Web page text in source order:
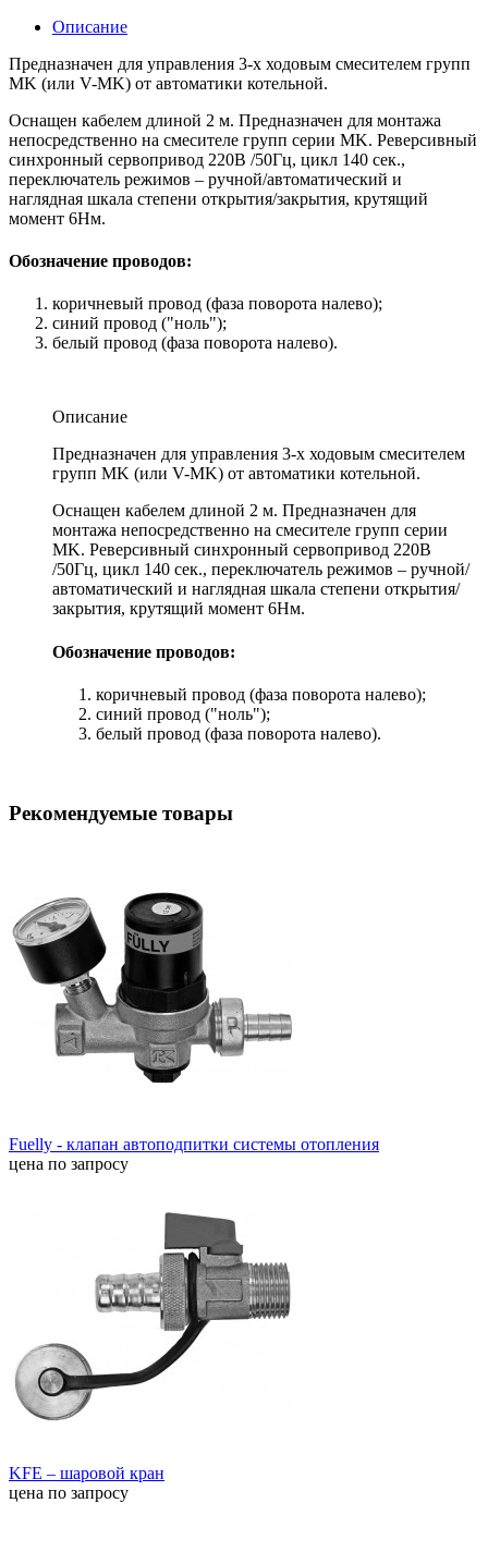
Описание
Предназначен для управления 3-х ходовым смесителем групп
MK (или V-MK) от автоматики котельной.
Оснащен кабелем длиной 2 м. Предназначен для монтажа
непосредственно на смесителе групп серии MK. Реверсивный
синхронный сервопривод 220В /50Гц, цикл 140 сек.,
переключатель режимов – ручной/автоматический и
наглядная шкала степени открытия/закрытия, крутящий
момент 6Нм.
Обозначение проводов:
коричневый провод (фаза поворота налево);
синий провод ("ноль");
белый провод (фаза поворота налево).
Описание
Предназначен для управления 3-х ходовым смесителем
групп MK (или V-MK) от автоматики котельной.
Оснащен кабелем длиной 2 м. Предназначен для
монтажа непосредственно на смесителе групп серии
MK. Реверсивный синхронный сервопривод 220В
/50Гц, цикл 140 сек., переключатель режимов – ручной/
автоматический и наглядная шкала степени открытия/
закрытия, крутящий момент 6Нм.
Обозначение проводов:
коричневый провод (фаза поворота налево);
синий провод ("ноль");
белый провод (фаза поворота налево).
Рекомендуемые товары
Fuelly - клапан автоподпитки системы отопления
цена по запросу
KFE – шаровой кран
цена по запросу